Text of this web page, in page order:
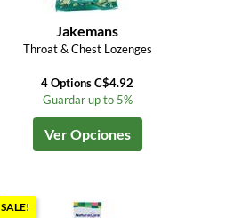
Jakemans
Throat & Chest Lozenges
4 Options C$4.92
Guardar up to 5%
Ver Opciones
SALE!